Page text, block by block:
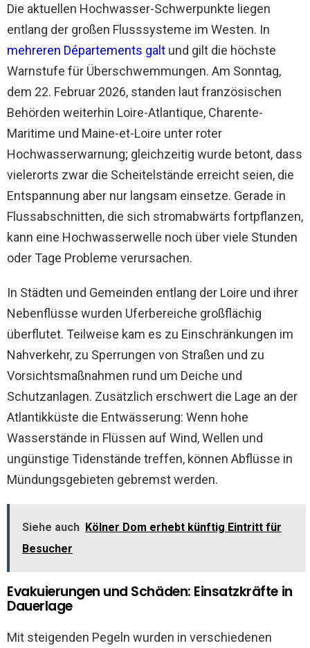
Die aktuellen Hochwasser-Schwerpunkte liegen
entlang der großen Flusssysteme im Westen. In
mehreren Départements galt und gilt die höchste
Warnstufe für Überschwemmungen. Am Sonntag,
dem 22. Februar 2026, standen laut französischen
Behörden weiterhin Loire-Atlantique, Charente-
Maritime und Maine-et-Loire unter roter
Hochwasserwarnung; gleichzeitig wurde betont, dass
vielerorts zwar die Scheitelstände erreicht seien, die
Entspannung aber nur langsam einsetze. Gerade in
Flussabschnitten, die sich stromabwärts fortpflanzen,
kann eine Hochwasserwelle noch über viele Stunden
oder Tage Probleme verursachen.
In Städten und Gemeinden entlang der Loire und ihrer
Nebenflüsse wurden Uferbereiche großflächig
überflutet. Teilweise kam es zu Einschränkungen im
Nahverkehr, zu Sperrungen von Straßen und zu
Vorsichtsmaßnahmen rund um Deiche und
Schutzanlagen. Zusätzlich erschwert die Lage an der
Atlantikküste die Entwässerung: Wenn hohe
Wasserstände in Flüssen auf Wind, Wellen und
ungünstige Tidenstände treffen, können Abflüsse in
Mündungsgebieten gebremst werden.
Siehe auch Kölner Dom erhebt künftig Eintritt für
Besucher
Evakuierungen und Schäden: Einsatzkräfte in
Dauerlage
Mit steigenden Pegeln wurden in verschiedenen